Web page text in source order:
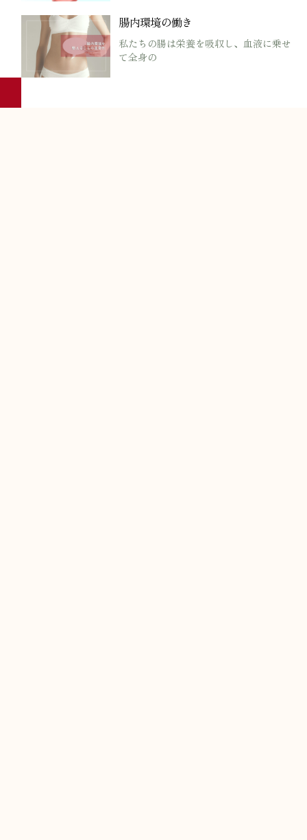
腸内環境の働き
私たちの腸は栄養を吸収し、血液に乗せ
て全身の